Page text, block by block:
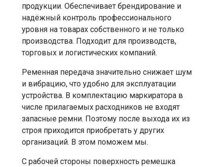
продукции. Обеспечивает брендирование и
надёжный контроль профессионального
уровня на товарах собственного и не только
производства. Подходит для производств,
торговых и логистических компаний.
Ременная передача значительно снижает шум
и вибрацию, что удобно для эксплуатации
устройства. В комплектацию маркиратора в
числе прилагаемых расходников не входят
запасные ремни. Поэтому после выхода их из
строя приходится приобретать у других
организаций. В этом поможем мы.
С рабочей стороны поверхность ремешка